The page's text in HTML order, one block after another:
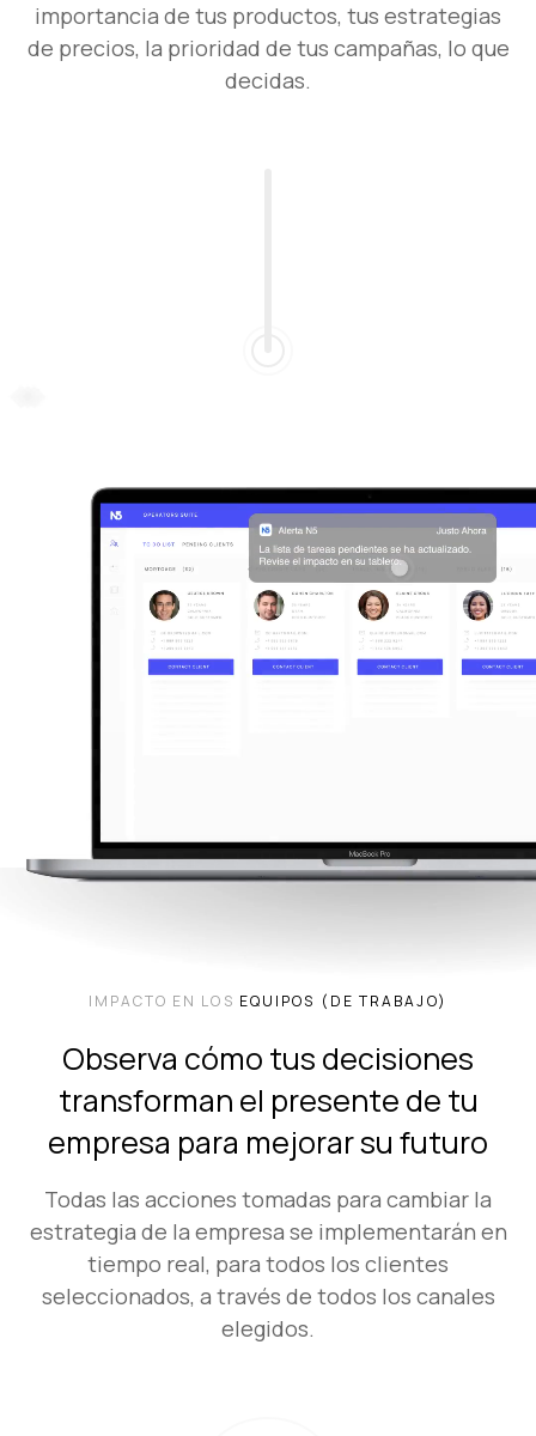
importancia de tus productos, tus estrategias
de precios, la prioridad de tus campañas, lo que
decidas.
IMPACTO EN LOS EQUIPOS (DE TRABAJO)
Observa cómo tus decisiones
transforman el presente de tu
empresa para mejorar su futuro
Todas las acciones tomadas para cambiar la
estrategia de la empresa se implementarán en
tiempo real, para todos los clientes
seleccionados, a través de todos los canales
elegidos.